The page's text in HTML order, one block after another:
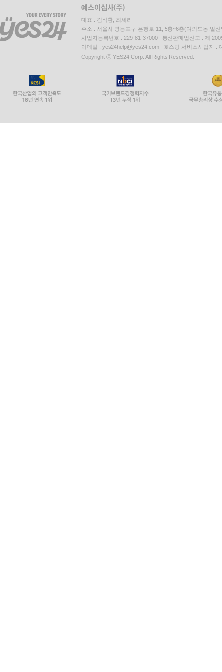
대표 : 김석환, 최세라
주소 : 서울시 영등포구 은행로 11, 5층~6층(여의도동,일신
사업자등록번호 : 229-81-37000 통신판매업신고 : 제
이메일 : yes24help@yes24.com 호스팅 서비스사업자 :
Copyright ⓒ YES24 Corp. All Rights Reserved.